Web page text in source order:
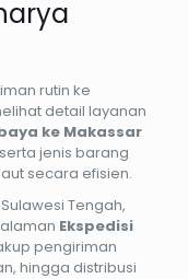
rutin ke
detail layanan
ke Makassar
jenis barang
secara efisien.
Tengah,
Ekspedisi
pengiriman
hingga distribusi